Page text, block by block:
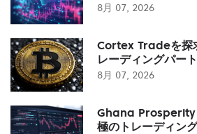
8月 07, 2026
Cortex Tradeを探
レーディングパー
8月 07, 2026
Ghana
極のトレーディン